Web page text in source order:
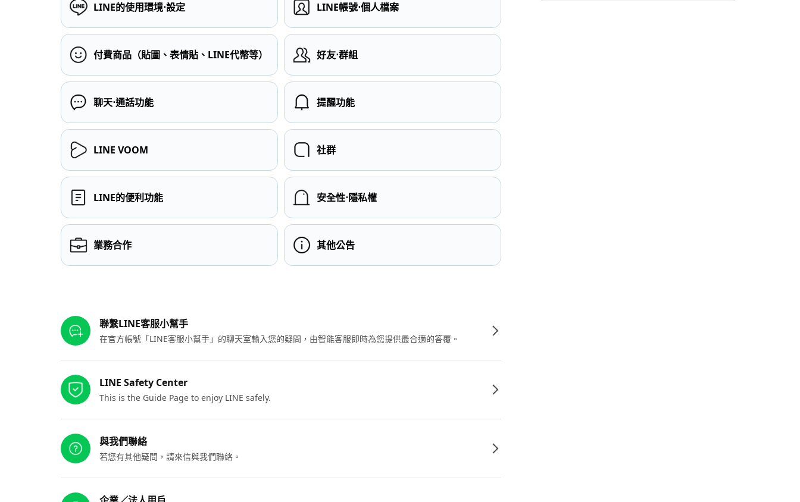
LINE的使用環境⋅設定 LINE帳號⋅個人檔案
付費商品（貼圖、表情貼、LINE代幣等） 好友⋅群組
聊天⋅通話功能 提醒功能
LINE VOOM 社群
LINE的便利功能 安全性⋅隱私權
業務合作 其他公告
聯繫LINE客服小幫手
在官方帳號「LINE客服小幫手」的聊天室輸入您的疑問，由智能客服即時為您提供最合適的答覆。
LINE Safety Center
This is the Guide Page to enjoy LINE safely.
與我們聯絡
若您有其他疑問，請來信與我們聯絡。